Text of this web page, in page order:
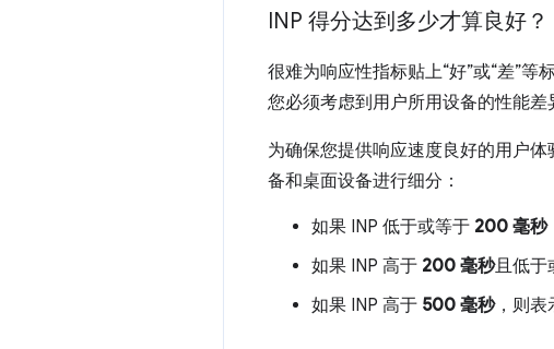
INP 得分达到多少才算良好？
很难为响应性指标贴上“好”或“差”
您必须考虑到用户所用设备的性能差
为确保您提供响应速度良好的用户
备和桌面设备进行细分：
如果 INP 低于或等于 200 毫秒
如果 INP 高于 200 毫秒且低于
如果 INP 高于 500 毫秒，则表